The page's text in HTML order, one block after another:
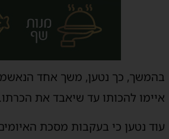
בהמשך, כך נטען, משך אחד
איימו להכותו עד שיאבד את
עוד נטען כי בעקבות מסכת